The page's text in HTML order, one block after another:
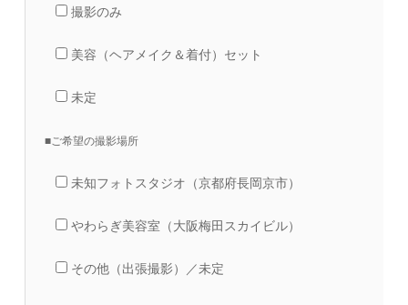
撮影のみ
美容（ヘアメイク＆着付）セット
未定
■ご希望の撮影場所
未知フォトスタジオ（京都府長岡京市）
やわらぎ美容室（大阪梅田スカイビル）
その他（出張撮影）／未定